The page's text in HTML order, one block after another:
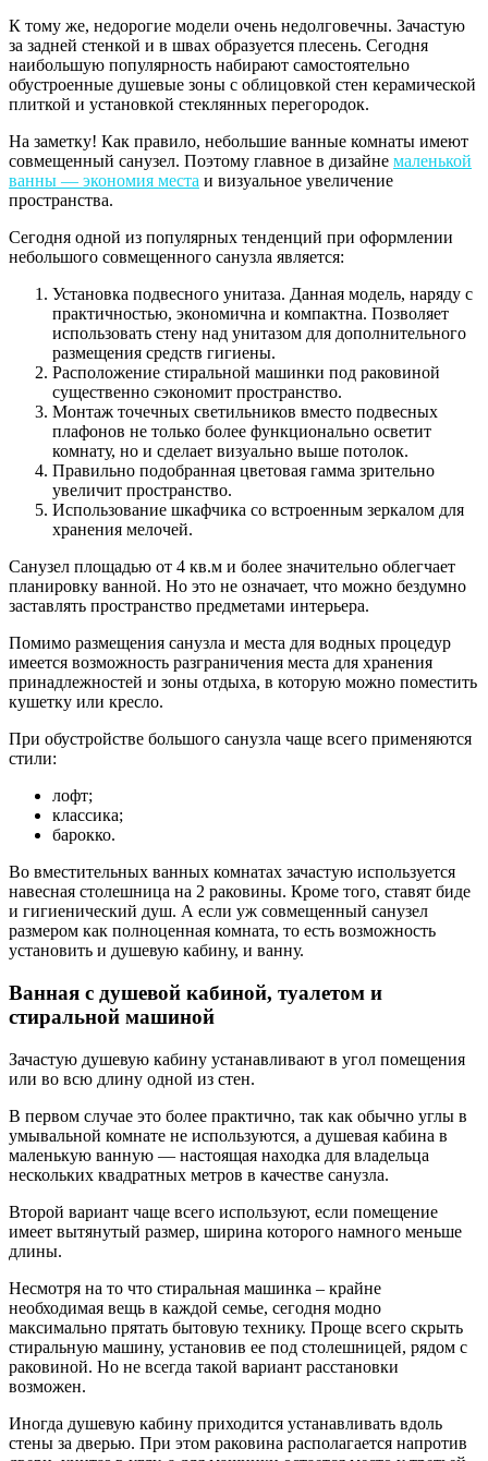
К тому же, недорогие модели очень недолговечны. Зачастую
за задней стенкой и в швах образуется плесень. Сегодня
наибольшую популярность набирают самостоятельно
обустроенные душевые зоны с облицовкой стен керамической
плиткой и установкой стеклянных перегородок.
На заметку! Как правило, небольшие ванные комнаты имеют
совмещенный санузел. Поэтому главное в дизайне маленькой
ванны — экономия места и визуальное увеличение
пространства.
Сегодня одной из популярных тенденций при оформлении
небольшого совмещенного санузла является:
Установка подвесного унитаза. Данная модель, наряду с
практичностью, экономична и компактна. Позволяет
использовать стену над унитазом для дополнительного
размещения средств гигиены.
Расположение стиральной машинки под раковиной
существенно сэкономит пространство.
Монтаж точечных светильников вместо подвесных
плафонов не только более функционально осветит
комнату, но и сделает визуально выше потолок.
Правильно подобранная цветовая гамма зрительно
увеличит пространство.
Использование шкафчика со встроенным зеркалом для
хранения мелочей.
Санузел площадью от 4 кв.м и более значительно облегчает
планировку ванной. Но это не означает, что можно бездумно
заставлять пространство предметами интерьера.
Помимо размещения санузла и места для водных процедур
имеется возможность разграничения места для хранения
принадлежностей и зоны отдыха, в которую можно поместить
кушетку или кресло.
При обустройстве большого санузла чаще всего применяются
стили:
лофт;
классика;
барокко.
Во вместительных ванных комнатах зачастую используется
навесная столешница на 2 раковины. Кроме того, ставят биде
и гигиенический душ. А если уж совмещенный санузел
размером как полноценная комната, то есть возможность
установить и душевую кабину, и ванну.
Ванная с душевой кабиной, туалетом и
стиральной машиной
Зачастую душевую кабину устанавливают в угол помещения
или во всю длину одной из стен.
В первом случае это более практично, так как обычно углы в
умывальной комнате не используются, а душевая кабина в
маленькую ванную — настоящая находка для владельца
нескольких квадратных метров в качестве санузла.
Второй вариант чаще всего используют, если помещение
имеет вытянутый размер, ширина которого намного меньше
длины.
Несмотря на то что стиральная машинка – крайне
необходимая вещь в каждой семье, сегодня модно
максимально прятать бытовую технику. Проще всего скрыть
стиральную машину, установив ее под столешницей, рядом с
раковиной. Но не всегда такой вариант расстановки
возможен.
Иногда душевую кабину приходится устанавливать вдоль
стены за дверью. При этом раковина располагается напротив